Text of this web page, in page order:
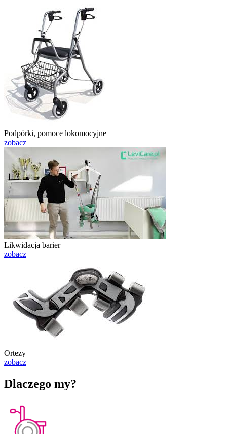
Podpórki, pomoce lokomocyjne
zobacz
Likwidacja barier
zobacz
Ortezy
zobacz
Dlaczego my?